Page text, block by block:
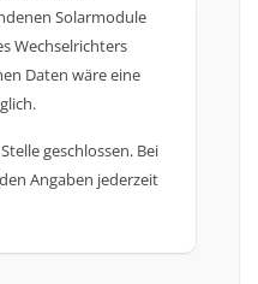
Solarmodule
Wechselrichters
Daten wäre eine
geschlossen. Bei
Angaben jederzeit